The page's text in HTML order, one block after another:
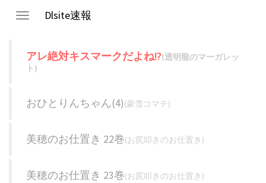
ToggleDlsite速報
アレ絶対キスマークだよね!?(透明龍のマーガレッ
ト)
おひとりんちゃん(4)(豪雪コマチ)
美穂のお仕置き 22巻(お尻叩きのお仕置き)
美穂のお仕置き 23巻(お尻叩きのお仕置き)